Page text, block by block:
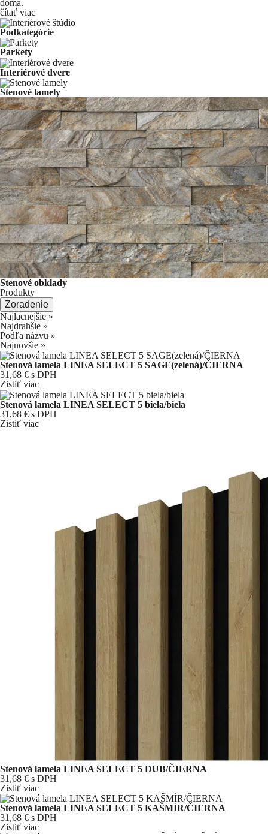
doma.
čítať viac
Podkategórie
Parkety
Interiérové dvere
Stenové lamely
Stenové obklady
Produkty
Zoradenie
Najlacnejšie »
Najdrahšie »
Podľa názvu »
Najnovšie »
Stenová lamela LINEA SELECT 5 SAGE(zelená)/ČIERNA
31,68 € s DPH
Zistiť viac
Stenová lamela LINEA SELECT 5 biela/biela
31,68 € s DPH
Zistiť viac
Stenová lamela LINEA SELECT 5 DUB/ČIERNA
31,68 € s DPH
Zistiť viac
Stenová lamela LINEA SELECT 5 KAŠMÍR/ČIERNA
31,68 € s DPH
Zistiť viac